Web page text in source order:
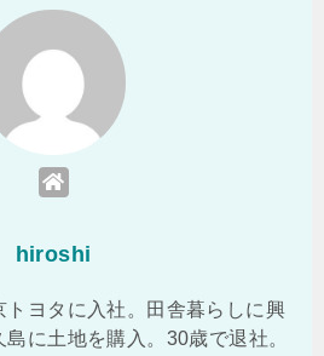
hiroshi
トヨタに入社。田舎暮らしに興
に土地を購入。30歳で退社。